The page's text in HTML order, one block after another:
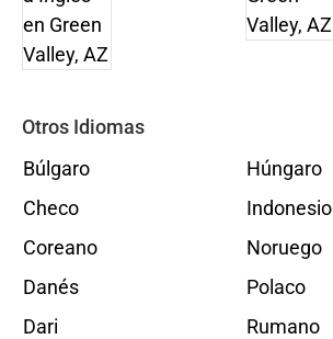
Otros Idiomas
Búlgaro
Checo
Coreano
Danés
Dari
Húngaro
Indonesio
Noruego
Polaco
Rumano